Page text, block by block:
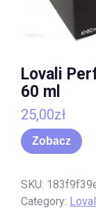
Lovali
60 ml
25,00zł
Zobacz
SKU:
Category: